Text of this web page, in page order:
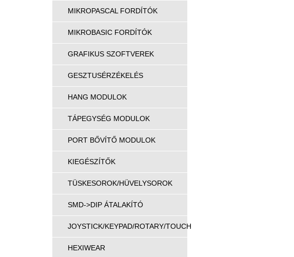
MIKROPASCAL FORDÍTÓK
MIKROBASIC FORDÍTÓK
GRAFIKUS SZOFTVEREK
GESZTUSÉRZÉKELÉS
HANG MODULOK
TÁPEGYSÉG MODULOK
PORT BŐVÍTŐ MODULOK
KIEGÉSZÍTŐK
TÜSKESOROK/HÜVELYSOROK
SMD->DIP ÁTALAKÍTÓ
JOYSTICK/KEYPAD/ROTARY/TOUCH
HEXIWEAR